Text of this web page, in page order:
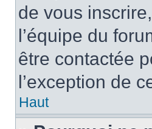
de vous
l’équipe du
être contactée
l’exception de
Haut